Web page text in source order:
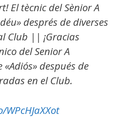
El tècnic del Sènior A
després de diverses
Club || ¡Gracias
del Senior A
después de
en el Club.